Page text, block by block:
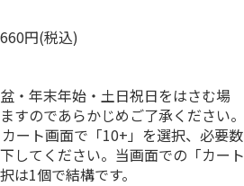
円(税込)
・年末年始・土日祝日をはさむ場
すのであらかじめご了承ください。
ート画面で「10+」を選択、必要数
してください。当画面での「カート
は1個で結構です。